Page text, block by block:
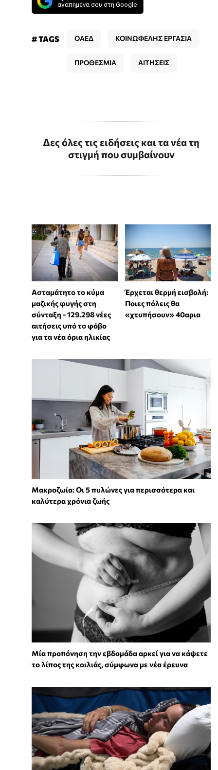
αγαπημένα σου στη Google
# TAGS ΟΑΕΔ ΚΟΙΝΩΦΕΛΗΣ ΕΡΓΑΣΙΑ
ΠΡΟΘΕΣΜΙΑ ΑΙΤΗΣΕΙΣ
Δες όλες τις ειδήσεις και τα νέα τη
στιγμή που συμβαίνουν
Ασταμάτητο το κύμα
μαζικής φυγής στη
σύνταξη - 129.298 νέες
αιτήσεις υπό το φόβο
για τα νέα όρια ηλικίας
Έρχεται θερμή εισβολή:
Ποιες πόλεις θα
«χτυπήσουν» 40αρια
Mακροζωία: Οι 5 πυλώνες για περισσότερα και
καλύτερα χρόνια ζωής
Μία προπόνηση την εβδομάδα αρκεί για να κάψετε
το λίπος της κοιλιάς, σύμφωνα με νέα έρευνα